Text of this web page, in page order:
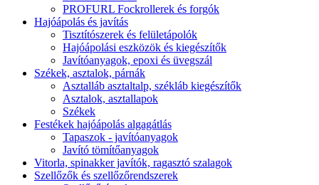
PROFURL Fockrollerek és forgók
Hajóápolás és javítás
Tisztítószerek és felületápolók
Hajóápolási eszközök és kiegészítők
Javítóanyagok, epoxi és üvegszál
Székek, asztalok, párnák
Asztalláb asztaltalp, székláb kiegészítők
Asztalok, asztallapok
Székek
Festékek hajóápolás algagátlás
Tapaszok - javítóanyagok
Javító tömítőanyagok
Vitorla, spinakker javítók, ragasztó szalagok
Szellőzők és szellőzőrendszerek